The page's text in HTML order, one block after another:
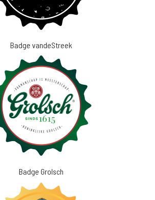
Badge vandeStreek
Badge Grolsch